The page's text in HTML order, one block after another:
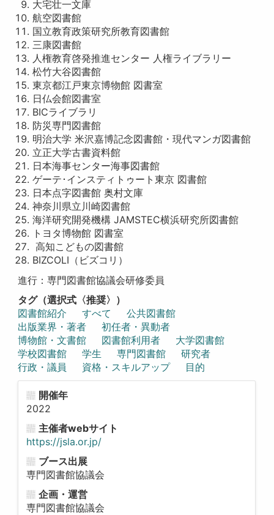
大宅壮一文庫
航空図書館
国立教育政策研究所教育図書館
三康図書館
人権教育啓発推進センター 人権ライブラリー
松竹大谷図書館
東京都江戸東京博物館 図書室
日仏会館図書室
BICライブラリ
防災専門図書館
明治大学 米沢嘉博記念図書館・現代マンガ図書館
立正大学古書資料館
日本海事センター海事図書館
ゲーテ･インスティトゥート東京 図書館
日本点字図書館 奥村文庫
神奈川県立川崎図書館
海洋研究開発機構 JAMSTEC横浜研究所図書館
トヨタ博物館 図書室
高知こどもの図書館
BIZCOLI（ビズコリ）
進行：専門図書館協議会研修委員
タグ（選択式〈推奨〉）
図書館紹介
すべて
公共図書館
出版業界・著者
初任者・異動者
博物館・文書館
図書館利用者
大学図書館
学校図書館
学生 専門図書館
研究者
行政・議員
資格・スキルアップ 目的
開催年
2022
主催者webサイト
https://jsla.or.jp/
ブース出展
専門図書館協議会
企画・運営
専門図書館協議会